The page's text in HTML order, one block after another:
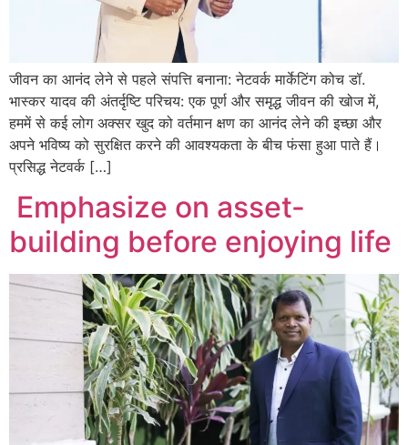
जीवन का आनंद लेने से पहले संपत्ति बनाना: नेटवर्क मार्केटिंग कोच डॉ.
भास्कर यादव की अंतर्दृष्टि परिचय: एक पूर्ण और समृद्ध जीवन की खोज में,
हममें से कई लोग अक्सर खुद को वर्तमान क्षण का आनंद लेने की इच्छा और
अपने भविष्य को सुरक्षित करने की आवश्यकता के बीच फंसा हुआ पाते हैं।
प्रसिद्ध नेटवर्क […]
Emphasize on asset-
building before enjoying life